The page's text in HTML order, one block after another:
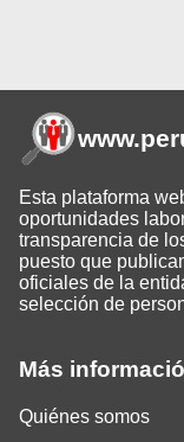
Más
Quiénes somos
Esta plataforma
oportunidades
transparencia de
puesto que
oficiales de la
selección de